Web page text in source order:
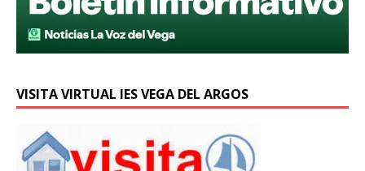
VISITA VIRTUAL IES VEGA DEL ARGOS